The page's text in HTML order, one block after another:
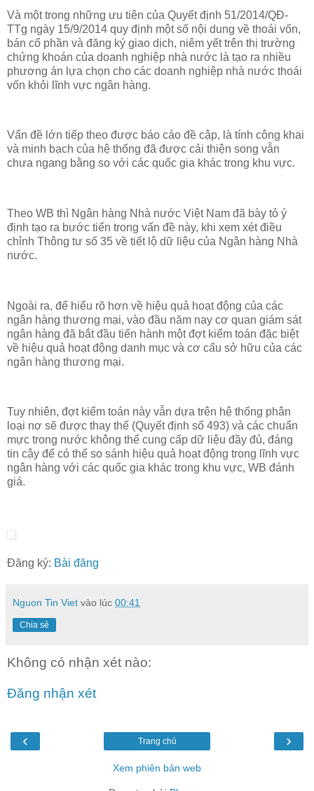
Và một trong những ưu tiên của Quyết định 51/2014/QĐ-
TTg ngày 15/9/2014 quy định một số nội dung về thoái vốn,
bán cổ phần và đăng ký giao dịch, niêm yết trên thị trường
chứng khoán của doanh nghiệp nhà nước là tạo ra nhiều
phương án lựa chọn cho các doanh nghiệp nhà nước thoái
vốn khỏi lĩnh vực ngân hàng.
Vấn đề lớn tiếp theo được báo cáo đề cập, là tính công khai
và minh bạch của hệ thống đã được cải thiện song vẫn
chưa ngang bằng so với các quốc gia khác trong khu vực.
Theo WB thì Ngân hàng Nhà nước Việt Nam đã bày tỏ ý
định tạo ra bước tiến trong vấn đề này, khi xem xét điều
chỉnh Thông tư số 35 về tiết lộ dữ liệu của Ngân hàng Nhà
nước.
Ngoài ra, để hiểu rõ hơn về hiệu quả hoạt động của các
ngân hàng thương mại, vào đầu năm nay cơ quan giám sát
ngân hàng đã bắt đầu tiến hành một đợt kiểm toán đặc biệt
về hiệu quả hoạt động danh mục và cơ cấu sở hữu của các
ngân hàng thương mại.
Tuy nhiên, đợt kiểm toán này vẫn dựa trên hệ thống phân
loại nợ sẽ được thay thế (Quyết định số 493) và các chuẩn
mực trong nước không thể cung cấp dữ liệu đầy đủ, đáng
tin cậy để có thể so sánh hiệu quả hoạt động trong lĩnh vực
ngân hàng với các quốc gia khác trong khu vực, WB đánh
giá.
Đăng ký: Bài đăng
Nguon Tin Viet vào lúc 00:41
Chia sẻ
Không có nhận xét nào:
Đăng nhận xét
‹ ›
Trang chủ
Xem phiên bản web